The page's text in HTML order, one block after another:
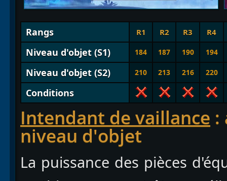
Rangs R1 R2 R3 R4
Niveau d'objet (S1) 184 187 190 194
Niveau d'objet (S2) 210 213 216 220
Conditions
Intendant de vaillance :
niveau d'objet
La puissance des pièces